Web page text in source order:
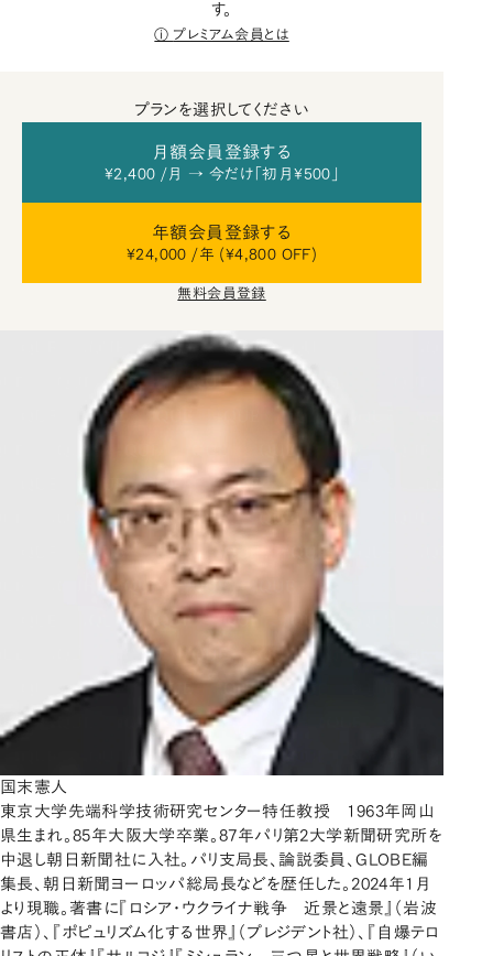
す。
プレミアム会員とは
プランを選択してください
月額会員登録する
¥2,400 /月 → 今だけ「初月¥500」
年額会員登録する
¥24,000 /年 (¥4,800 OFF)
無料会員登録
国末憲人
東京大学先端科学技術研究センター特任教授 1963年岡山
県生まれ。85年大阪大学卒業。87年パリ第2大学新聞研究所を
中退し朝日新聞社に入社。パリ支局長、論説委員、GLOBE編
集長、朝日新聞ヨーロッパ総局長などを歴任した。2024年1月
より現職。著書に『ロシア・ウクライナ戦争 近景と遠景』（岩波
書店）、『ポピュリズム化する世界』（プレジデント社）、『自爆テロ